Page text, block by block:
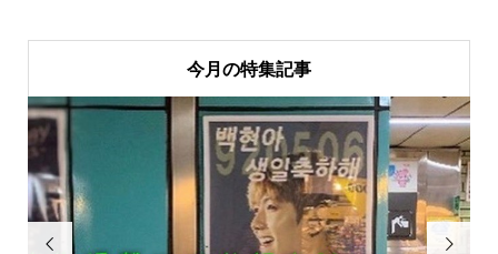
今月の特集記事
 